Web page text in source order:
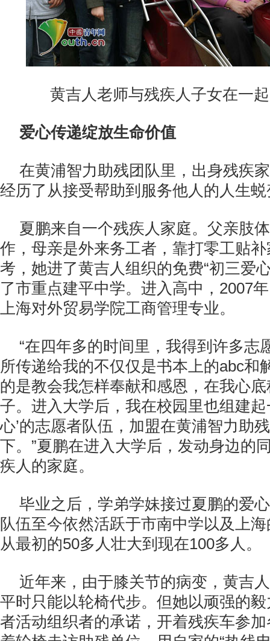
黄吉人老师与残疾人子女在一
爱心传递绽放生命价值
在黄浦智力助残团队里，出身残疾
经历了从接受帮助到服务他人的人生
夏鹏来自一个残疾人家庭。父亲肢
作，母亲是外来务工者，靠打零工贴
考，她进了黄吉人组织的免费“初三爱
了市重点建平中学。进入高中，2007
上海对外贸易学院工商管理专业。
“在四年多的时间里，我得到许多志
所传递给我的不仅仅是书本上的abc和
的是教会我怎样奉献和感恩，在我心
子。进入大学后，我在校园里也组建起
心’的志愿者队伍，加盟在黄浦智力助
下。”夏鹏在进入大学后，发动身边的
疾人的家庭。
毕业之后，学弟学妹接过夏鹏的爱
队伍至今依然活跃于市南中学以及上
从最初的50多人壮大到现在100多人。
近年来，由于膝关节的病变，黄吉
平时只能以轮椅代步。但她以顽强的
者活动组织者的承诺，开着残疾车参